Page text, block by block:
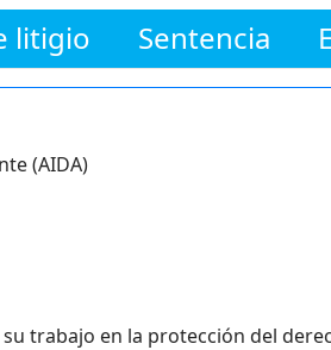
litigio Sentencia
(AIDA)
trabajo en la protección del